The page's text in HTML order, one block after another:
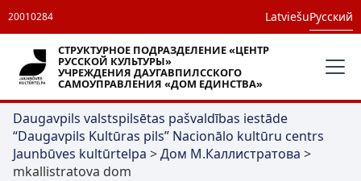
20010284 LatviešuРусский
СТРУКТУРНОЕ ПОДРАЗДЕЛЕНИЕ «ЦЕНТР
РУССКОЙ КУЛЬТУРЫ»
УЧРЕЖДЕНИЯ ДАУГАВПИЛССКОГО
САМОУПРАВЛЕНИЯ «ДОМ ЕДИНСТВА»
Daugavpils valstspilsētas pašvaldības iestāde
“Daugavpils Kultūras pils” Nacionālo kultūru centrs
Jaunbūves kultūrtelpa >Дом М.Каллистратова >
mkallistratova dom